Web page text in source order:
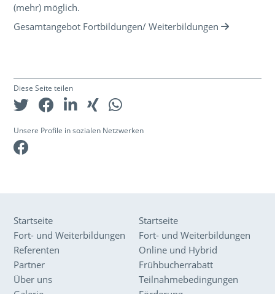
(mehr) möglich.
Gesamtangebot Fortbildungen/ Weiterbildungen
Diese Seite teilen
Unsere Profile in sozialen Netzwerken
Startseite
Fort- und Weiterbildungen
Referenten
Partner
Über uns
Startseite
Fort- und Weiterbildungen
Online und Hybrid
Frühbucherrabatt
Teilnahmebedingungen